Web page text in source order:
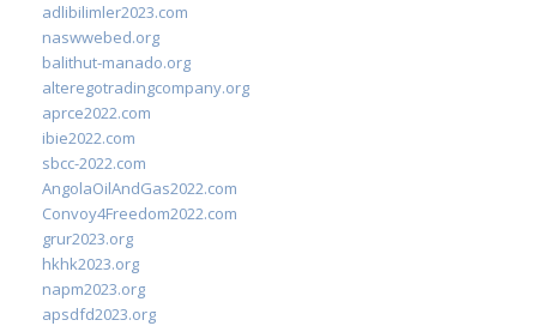
adlibilimler2023.com
naswwebed.org
balithut-manado.org
alteregotradingcompany.org
aprce2022.com
ibie2022.com
sbcc-2022.com
AngolaOilAndGas2022.com
Convoy4Freedom2022.com
grur2023.org
hkhk2023.org
napm2023.org
apsdfd2023.org